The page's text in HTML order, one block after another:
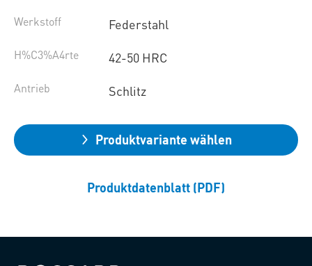
Werkstoff Federstahl
H%C3%A4rte 42-50 HRC
Antrieb Schlitz
Produktvariante wählen
Produktdatenblatt (PDF)